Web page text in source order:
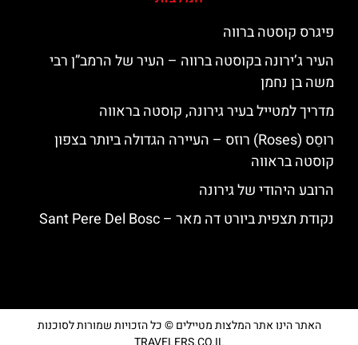
פיגרס קוסטה ברווה
העיר ג’ירונה בקוסטה ברווה – העיר של הרמב”ן רבי
משה בן נחמן
מדריך למטייל בעיר גירונה, קוסטה בראווה
רוסֵס (Roses) רוזס – העיירה הגדולה ביותר בצפון
קוסטה בראווה
הרובע היהודי של גירונה
נקודת תצפית ביורט דה מאר – Sant Pere Del Bosc
האתר הינו אתר המלצות מטיילים © כל הזכויות שמורות לסוכנות